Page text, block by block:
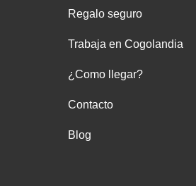
Regalo seguro
Trabaja en Cogolandia
¿Como llegar?
Contacto
Blog